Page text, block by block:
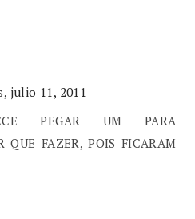
julio 11, 2011
PEGAR UM PARA
QUE FAZER, POIS FICARAM